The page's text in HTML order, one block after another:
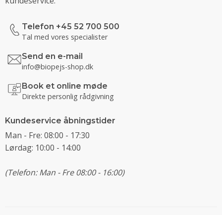
Telefon +45 52 700 500
Tal med vores specialister
Send en e-mail
info@biopejs-shop.dk
Book et online møde
Direkte personlig rådgivning
Kundeservice åbningstider
Man - Fre: 08:00 - 17:30
Lørdag: 10:00 - 14:00
(Telefon: Man - Fre 08:00 - 16:00)